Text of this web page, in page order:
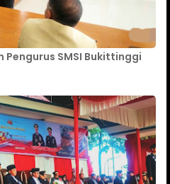
Pengurus SMSI Bukittinggi